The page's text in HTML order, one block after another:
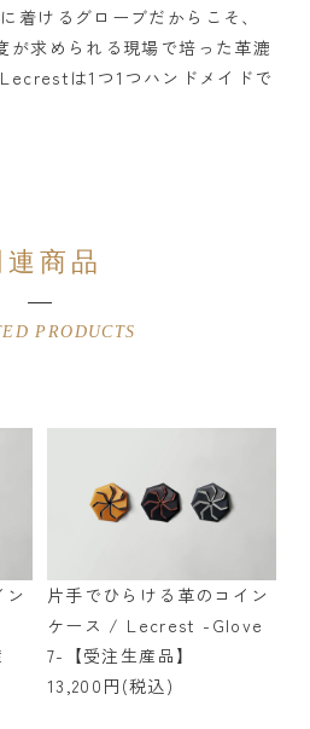
着けるグローブだからこそ、
が求められる現場で培った革漉
は1つ1つハンドメイドで
連商品
PRODUCTS
ン
片手でひらける革のコイン
ケース / Lecrest -Glove
7-【受注生産品】
13,200円(税込)